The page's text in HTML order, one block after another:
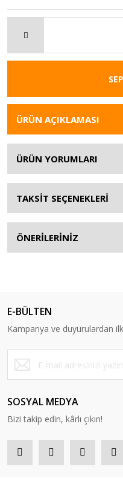
ÜRÜN AÇIKLAMASI
ÜRÜN YORUMLARI
TAKSİT SEÇENEKLERİ
ÖNERİLERİNİZ
E-BÜLTEN
Kampanya ve duyurulardan
SOSYAL MEDYA
Bizi takip edin, kârlı çıkın!